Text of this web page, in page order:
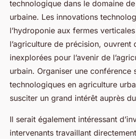
technologique dans le domaine de
urbaine. Les innovations
l’hydroponie aux fermes
l’agriculture de précision, ouvrent
inexplorées pour l’avenir de
urbain. Organiser une conférence
technologiques en agriculture
susciter un grand intérêt auprès
Il serait également intéressant
intervenants travaillant